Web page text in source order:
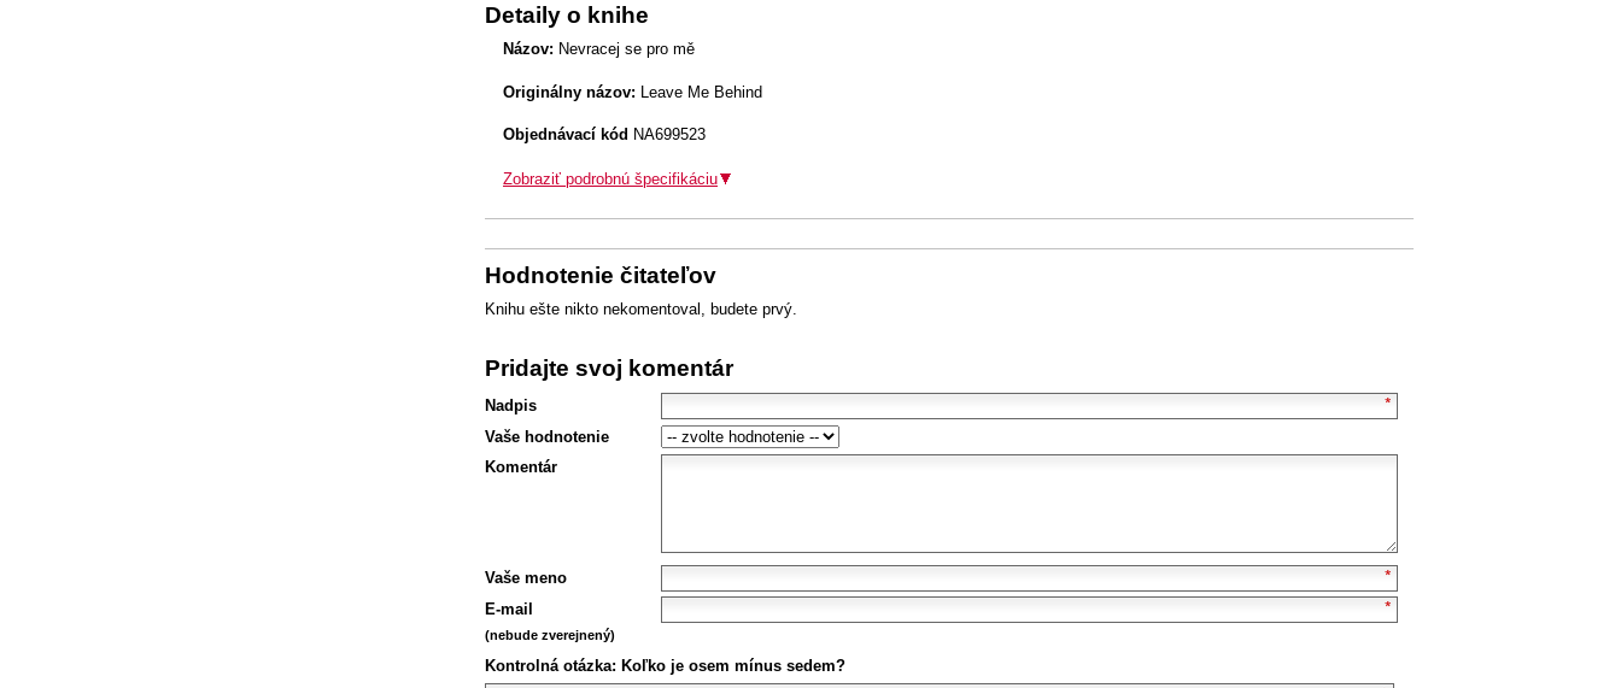
Detaily o knihe
Názov: Nevracej se pro mě
Originálny názov: Leave Me Behind
Objednávací kód NA699523
Zobraziť podrobnú špecifikáciu
Hodnotenie čitateľov
Knihu ešte nikto nekomentoval, budete prvý.
Pridajte svoj komentár
Nadpis
Vaše hodnotenie
Komentár
Vaše meno
E-mail
(nebude zverejnený)
Kontrolná otázka: Koľko je osem mínus sedem?